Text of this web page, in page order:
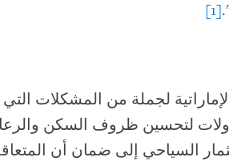
[1]
لجملة من المشكلات التي
لتحسين ظروف السكن
السياحي إلى ضمان أن